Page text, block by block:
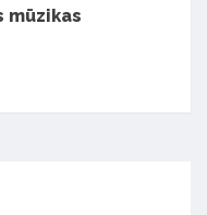
mūzikas